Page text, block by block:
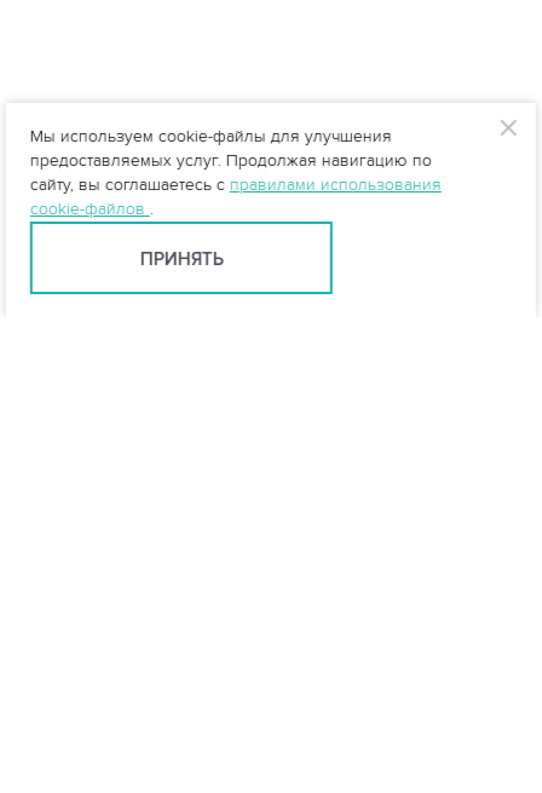
Мы используем cookie-файлы для улучшения
предоставляемых услуг. Продолжая навигацию по
сайту, вы соглашаетесь с правилами использования
cookie-файлов .
ПРИНЯТЬ